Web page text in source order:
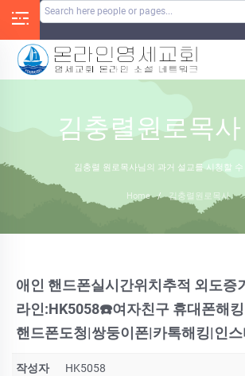
김충렬원로목
김충렬 원로목사님의 과거 설교를 시청할
Home / 김충렬원로목사
애인 핸드폰실시간위치추적 외도
라인:HK5058☎️여자친구 휴대폰해
핸드폰도청|쌍둥이폰|카톡해킹|인
작성자 HK5058